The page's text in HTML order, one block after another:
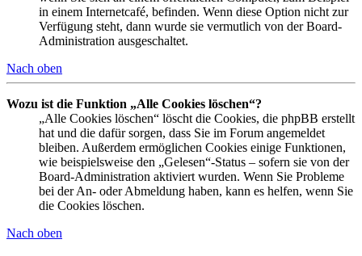
in einem Internetcafé, befinden. Wenn diese Option nicht zur
Verfügung steht, dann wurde sie vermutlich von der Board-
Administration ausgeschaltet.
Nach oben
Wozu ist die Funktion „Alle Cookies löschen“?
„Alle Cookies löschen“ löscht die Cookies, die phpBB erstellt
hat und die dafür sorgen, dass Sie im Forum angemeldet
bleiben. Außerdem ermöglichen Cookies einige Funktionen,
wie beispielsweise den „Gelesen“-Status – sofern sie von der
Board-Administration aktiviert wurden. Wenn Sie Probleme
bei der An- oder Abmeldung haben, kann es helfen, wenn Sie
die Cookies löschen.
Nach oben